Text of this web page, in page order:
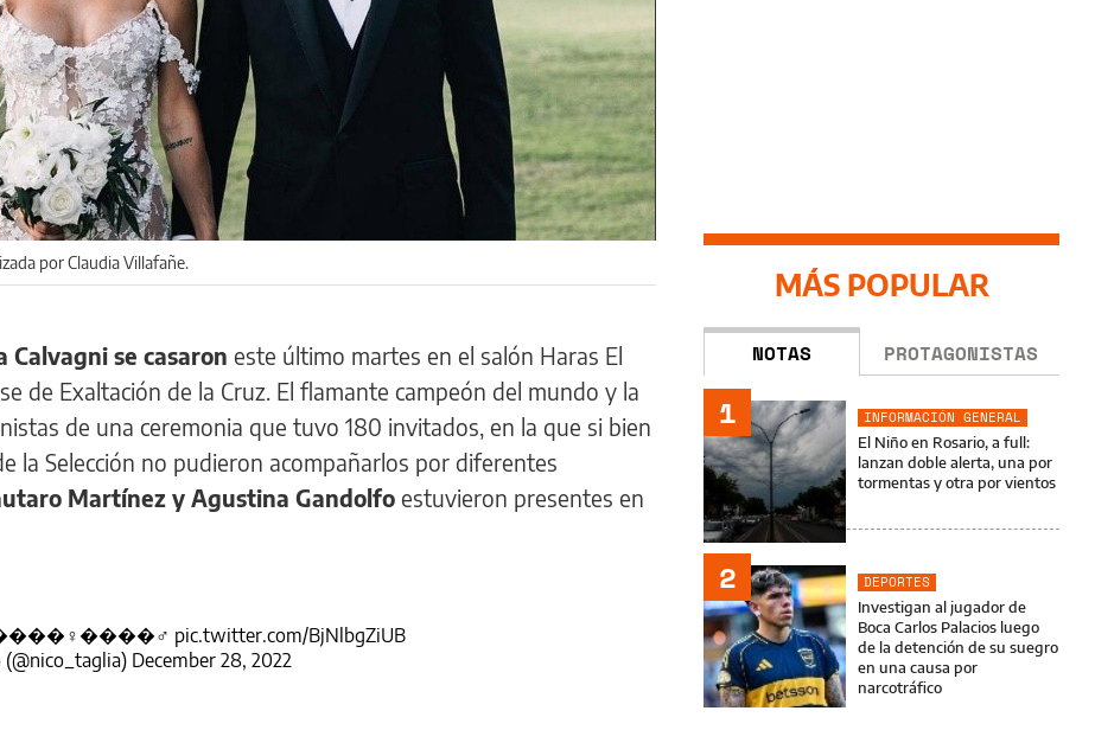
por Claudia Villafañe.
Calvagni se casaron este último martes en el salón Haras El
de Exaltación de la Cruz. El flamante campeón del mundo y la
de una ceremonia que tuvo 180 invitados, en la que si bien
la Selección no pudieron acompañarlos por diferentes
Martínez y Agustina Gandolfo estuvieron presentes en
����♀️����♂️ pic.twitter.com/BjNlbgZiUB
December 28, 2022
MÁS POPULAR
NOTAS PROTAGONISTAS
1
INFORMACIÓN GENERAL
El Niño en Rosario, a full:
lanzan doble alerta, una por
tormentas y otra por vientos
2
DEPORTES
Investigan al jugador de
Boca Carlos Palacios luego
de la detención de su suegro
en una causa por
narcotráfico